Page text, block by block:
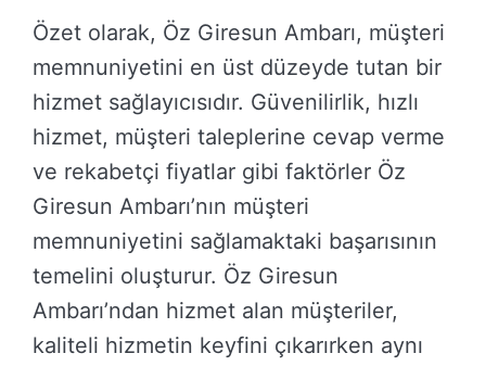
Özet olarak, Öz Giresun Ambarı, müşteri
memnuniyetini en üst düzeyde tutan bir
hizmet sağlayıcısıdır. Güvenilirlik, hızlı
hizmet, müşteri taleplerine cevap verme
ve rekabetçi fiyatlar gibi faktörler Öz
Giresun Ambarı’nın müşteri
memnuniyetini sağlamaktaki başarısının
temelini oluşturur. Öz Giresun
Ambarı’ndan hizmet alan müşteriler,
kaliteli hizmetin keyfini çıkarırken aynı